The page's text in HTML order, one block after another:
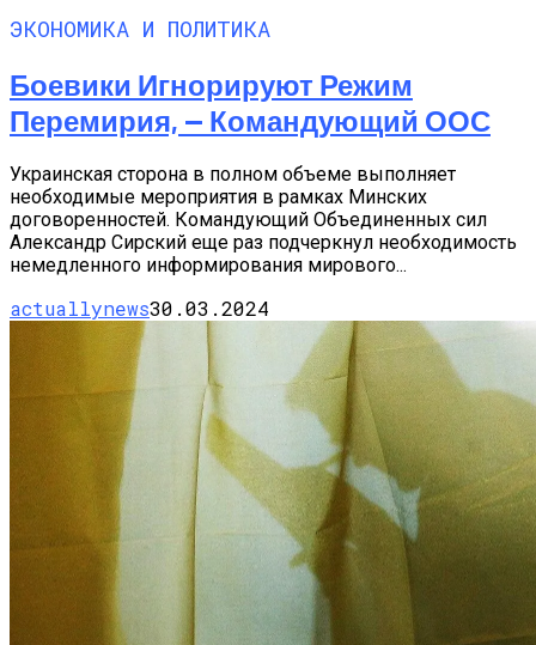
ЭКОНОМИКА И ПОЛИТИКА
Боевики Игнорируют Режим
Перемирия, — Командующий ООС
Украинская сторона в полном объеме выполняет
необходимые мероприятия в рамках Минских
договоренностей. Командующий Объединенных сил
Александр Сирский еще раз подчеркнул необходимость
немедленного информирования мирового...
actuallynews30.03.2024